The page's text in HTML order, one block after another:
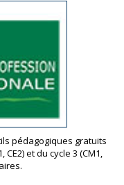
pédagogiques gratuits
et du cycle 3 (CM1,